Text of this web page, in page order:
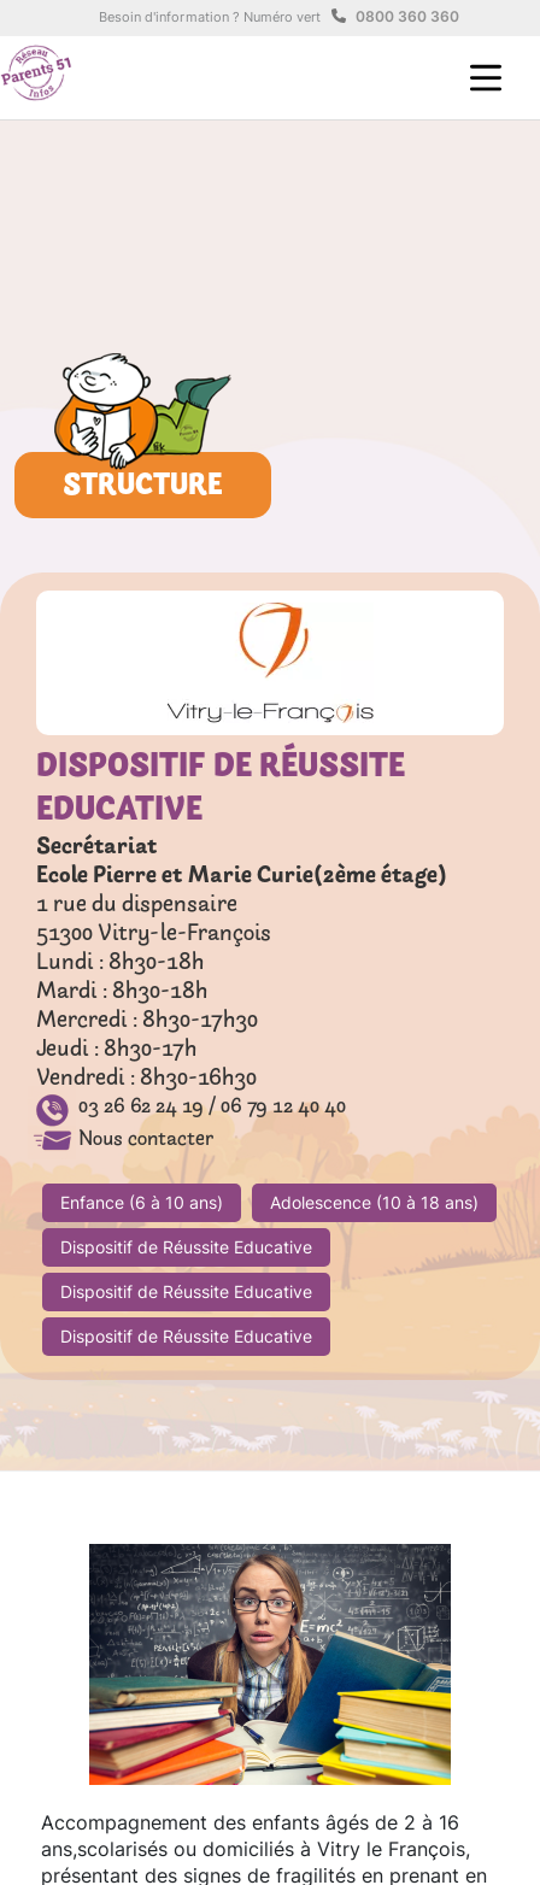
Aller au contenu principal
Besoin d'information ? Numéro vert 0800 360 360
STRUCTURE
DISPOSITIF DE RÉUSSITE
EDUCATIVE
Secrétariat
Ecole Pierre et Marie Curie(2ème étage)
1 rue du dispensaire
51300Vitry-le-François
Lundi : 8h30-18h
Mardi : 8h30-18h
Mercredi : 8h30-17h30
Jeudi : 8h30-17h
Vendredi : 8h30-16h30
03 26 62 24 19 / 06 79 12 40 40
Nous contacter
Enfance (6 à 10 ans) Adolescence (10 à 18 ans)
Dispositif de Réussite Educative
Dispositif de Réussite Educative
Dispositif de Réussite Educative
Accompagnement des enfants âgés de 2 à 16
ans,scolarisés ou domiciliés à Vitry le François,
présentant des signes de fragilités en prenant en
Panneau de gestion des cookies